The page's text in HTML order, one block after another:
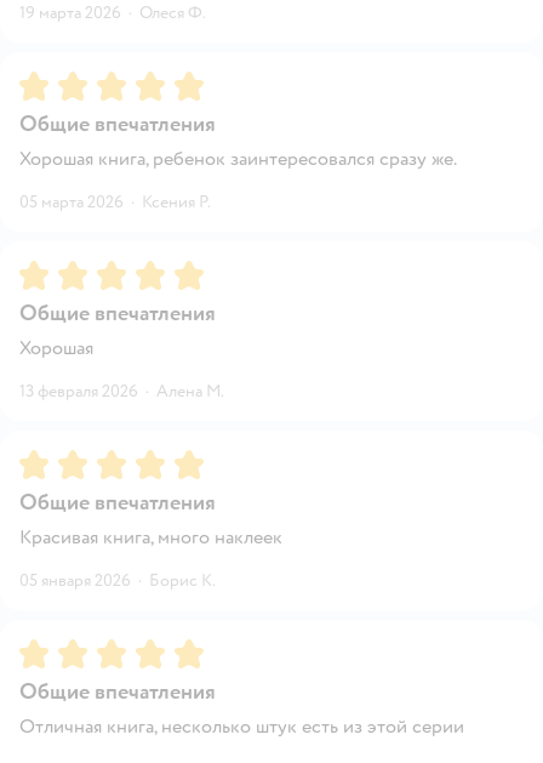
19 марта 2026 · Олеся Ф.
Рейтинг:5
Общие впечатления
Хорошая книга, ребенок заинтересовался сразу же.
05 марта 2026 · Ксения Р.
Рейтинг:5
Общие впечатления
Хорошая
13 февраля 2026 · Алена М.
Рейтинг:5
Общие впечатления
Красивая книга, много наклеек
05 января 2026 · Борис К.
Рейтинг:5
Общие впечатления
Отличная книга, несколько штук есть из этой серии